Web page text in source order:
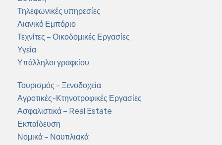
Τηλεφωνικές υπηρεσίες
Λιανικό Εμπόριο
Τεχνίτες – Οικοδομικές Εργασίες
Υγεία
Υπάλληλοι γραφείου
Τουρισμός - Ξενοδοχεία
Αγροτικές-Κτηνοτροφικές Εργασίες
Ασφαλιστικά – Real Estate
Εκπαίδευση
Νομικά – Ναυτιλιακά